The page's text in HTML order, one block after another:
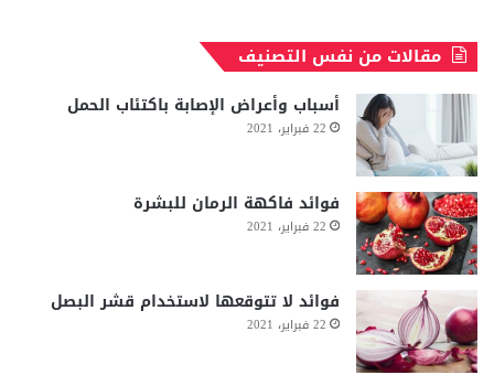
مقالات من نفس التصنيف
أسباب وأعراض الإصابة باكتئاب الحمل
22 فبراير، 2021
فوائد فاكهة الرمان للبشرة
22 فبراير، 2021
فوائد لا تتوقعها لاستخدام قشر البصل
22 فبراير، 2021